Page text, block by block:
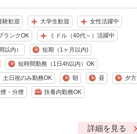
験歓迎 大学生歓迎 女性活躍中
ランクOK ミドル（40代～）活躍中
以内） 短期（1ヶ月以内)
短時間勤務（1日4h以内）OK
土日祝のみ勤務OK 朝 昼 夕方
・分煙 扶養内勤務OK
詳細を見る